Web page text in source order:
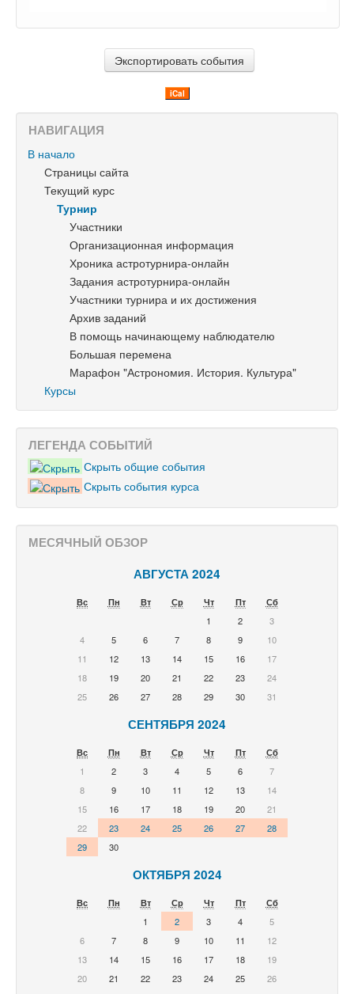
iCal
НАВИГАЦИЯ
В начало
Страницы сайта
Текущий курс
Турнир
Участники
Организационная информация
Хроника астротурнира-онлайн
Задания астротурнира-онлайн
Участники турнира и их достижения
Архив заданий
В помощь начинающему наблюдателю
Большая перемена
Марафон "Астрономия. История. Культура"
Курсы
ЛЕГЕНДА СОБЫТИЙ
Скрыть общие события
Скрыть события курса
МЕСЯЧНЫЙ ОБЗОР
АВГУСТА 2024
Вс Пн Вт Ср Чт Пт
Сб
1
2
3
4
5 6 7 8 9
10
11
12 13 14 15 16
17
18
19 20 21 22 23
24
25
26 27 28 29 30 31
СЕНТЯБРЯ 2024
Вс Пн Вт Ср Чт Пт
Сб
1
2 3 4 5 6
7
8
9 10 11 12 13
14
15
16 17 18 19 20
21
22
23 24 25 26 27
28
29
30
ОКТЯБРЯ 2024
Вс Пн Вт Ср Чт Пт
Сб
1
2 3 4
5
6
7 8 9 10 11
12
13
14 15 16 17 18
19
20
21 22 23 24 25
26